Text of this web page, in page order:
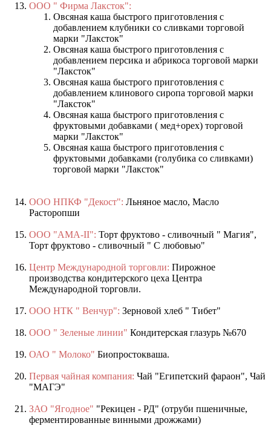
ООО " Фирма Лаксток":
Овсяная каша быстрого приготовления с
добавлением клубники со сливками торговой
марки "Лаксток"
Овсяная каша быстрого приготовления с
добавлением персика и абрикоса торговой марки
"Лаксток"
Овсяная каша быстрого приготовления с
добавлением клинового сиропа торговой марки
"Лаксток"
Овсяная каша быстрого приготовления с
фруктовыми добавками ( мед+орех) торговой
марки "Лаксток"
Овсяная каша быстрого приготовления с
фруктовыми добавками (голубика со сливками)
торговой марки "Лаксток"
ООО НПКФ "Декост": Льняное масло, Масло
Расторопши
ООО "АМА-II": Торт фруктово - сливочный " Магия",
Торт фруктово - сливочный " С любовью"
Центр Международной торговли: Пирожное
производства кондитерского цеха Центра
Международной торговли.
ООО НТК " Венчур": Зерновой хлеб " Тибет"
ООО " Зеленые линии" Кондитерская глазурь №670
ОАО " Молоко" Биопростокваша.
Первая чайная компания: Чай "Египетский фараон", Чай
"МАГЭ"
ЗАО "Ягодное" "Рекицен - РД" (отруби пшеничные,
ферментированные винными дрожжами)